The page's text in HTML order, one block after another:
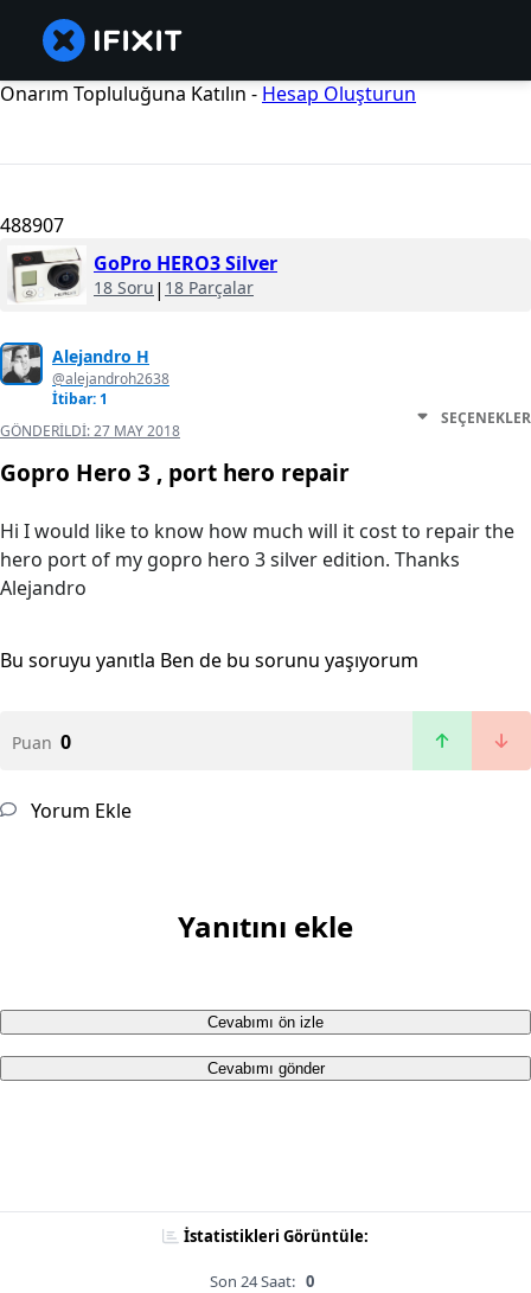
Onarım Topluluğuna Katılın - Hesap Oluşturun
488907
GoPro HERO3 Silver
18 Soru | 18 Parçalar
Alejandro H
@alejandroh2638
İtibar: 1
GÖNDERILDI:27 MAY 2018
SEÇENEKLER
Gopro Hero 3 , port hero repair
Hi I would like to know how much will it cost to repair the
hero port of my gopro hero 3 silver edition. Thanks
Alejandro
Bu soruyu yanıtla Ben de bu sorunu yaşıyorum
Puan 0
Yorum Ekle
Yanıtını ekle
Cevabımı ön izle
Cevabımı gönder
İstatistikleri Görüntüle:
Son 24 Saat: 0